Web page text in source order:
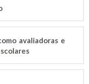
avaliadoras e